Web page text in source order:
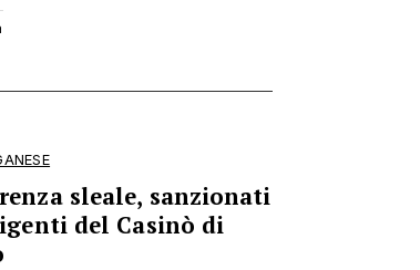
sleale, sanzionati
del Casinò di